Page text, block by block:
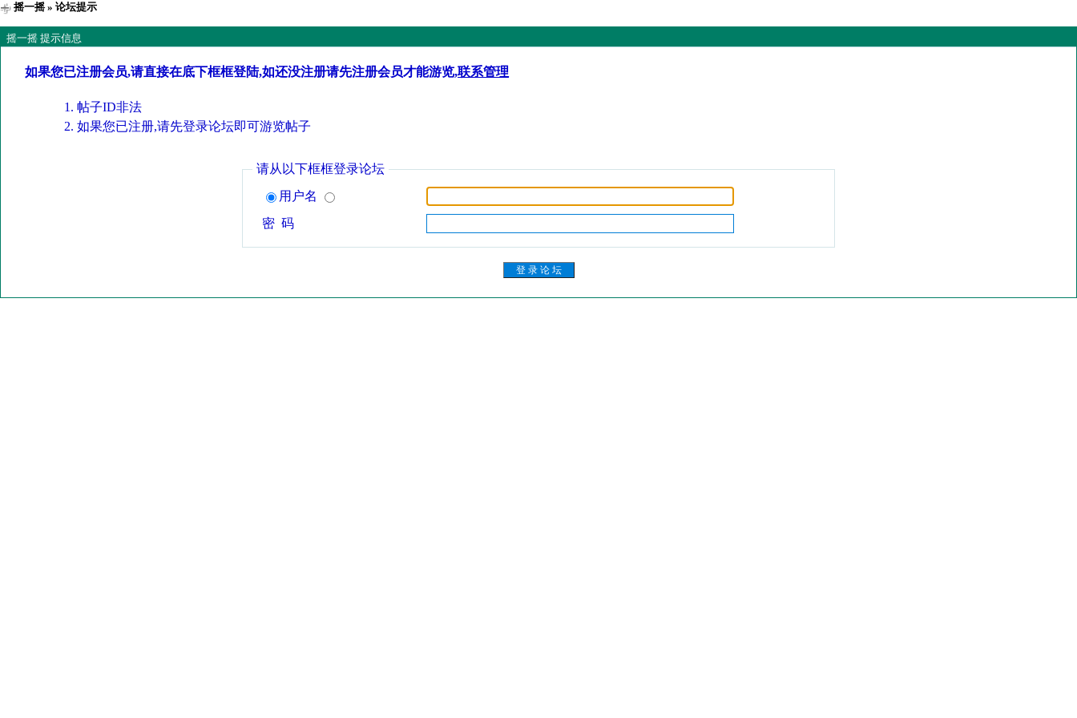
摇一摇» 论坛提示
摇一摇 提示信息
如果您已注册会员,请直接在底下框框登陆,如还没注册请先注册会员才能游览,联系管理
帖子ID非法
如果您已注册,请先登录论坛即可游览帖子
请从以下框框登录论坛
用户名
密 码